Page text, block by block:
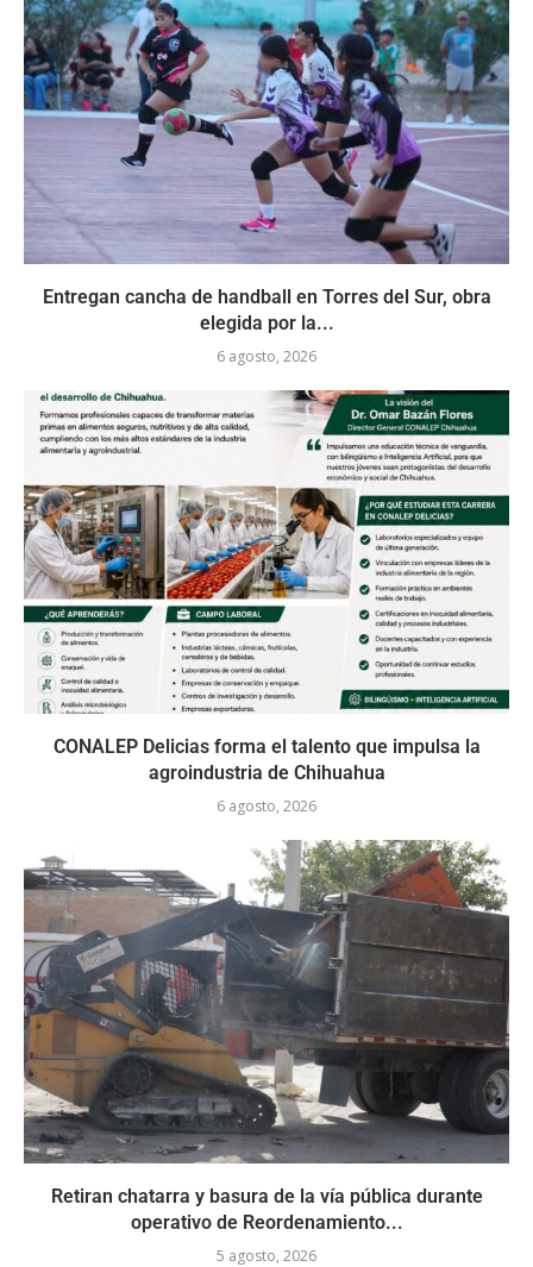
Entregan cancha de handball en Torres del Sur, obra
elegida por la...
6 agosto, 2026
CONALEP Delicias forma el talento que impulsa la
agroindustria de Chihuahua
6 agosto, 2026
Retiran chatarra y basura de la vía pública durante
operativo de Reordenamiento...
5 agosto, 2026